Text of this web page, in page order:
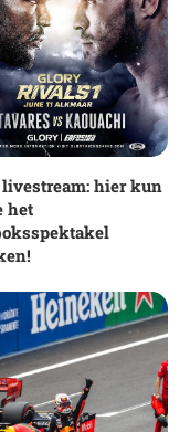
hier kun
het